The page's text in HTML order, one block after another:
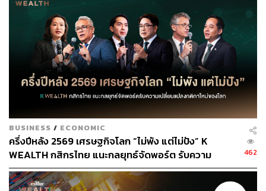
BUSINESS / ECONOMIC
ครึ่งปีหลัง 2569 เศรษฐกิจโลก “ไม่พัง แต่ไม่ปัง” K
WEALTH กสิกรไทย แนะกลยุทธ์จัดพอร์ต รับความ
เปลี่ยนแปลงกติกาใหม่ของโลก
462